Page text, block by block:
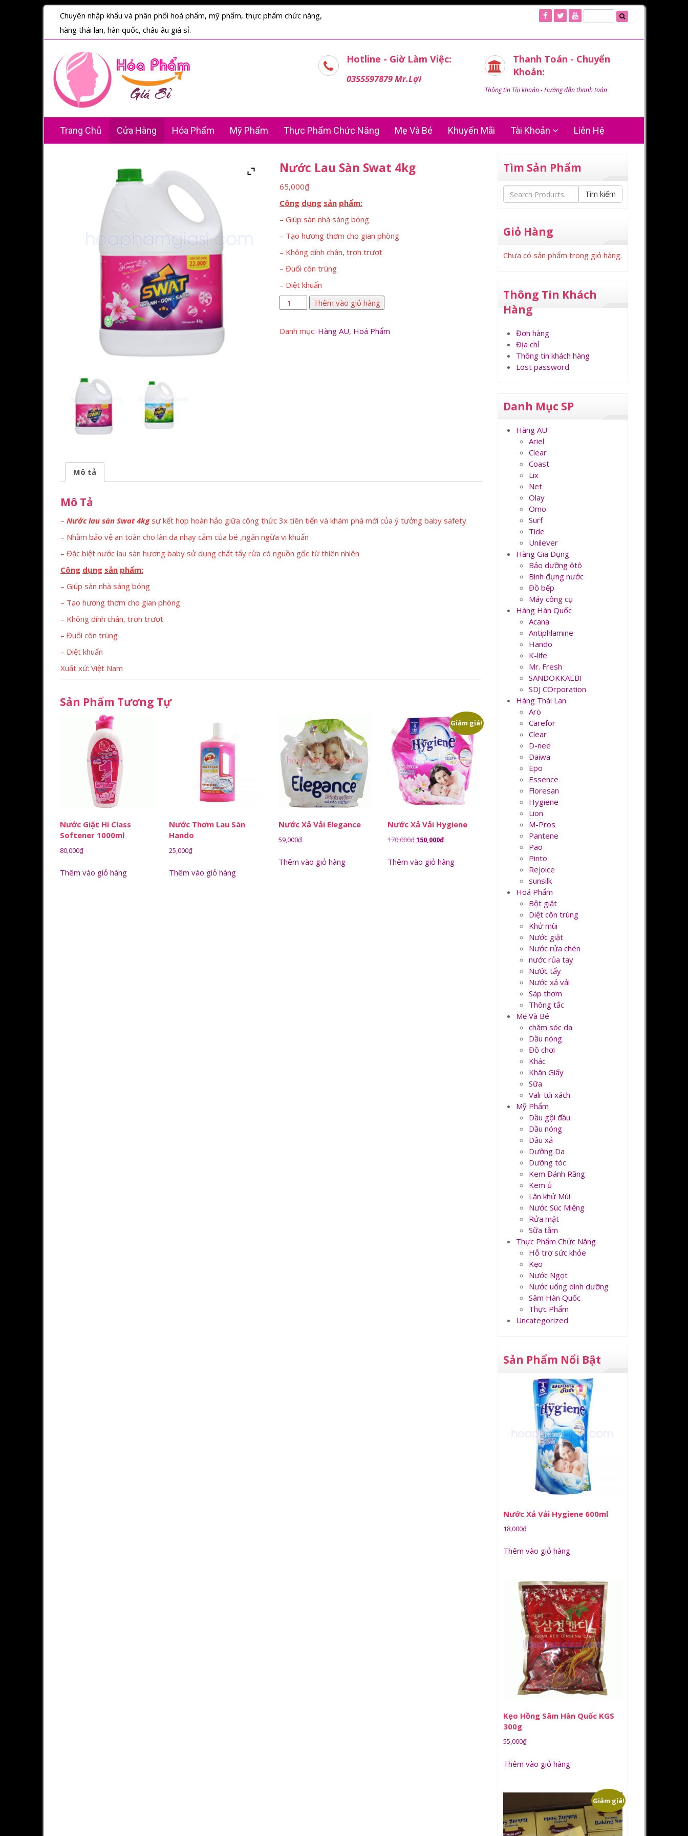
Chuyên nhập khẩu và phân phối hoá phẩm, mỹ phẩm, thực phẩm chức năng,
hàng thái lan, hàn quốc, châu âu giá sỉ.
Hotline - Giờ Làm Việc:
0355597879 Mr.Lợi
Thanh Toán - Chuyển
Khoản:
Thông tin Tài khoản - Hướng dẫn thanh toán
Trang Chủ Cửa Hàng Hóa Phẩm Mỹ Phẩm Thực Phẩm Chức Năng Mẹ Và Bé Khuyến Mãi Tài Khoản Liên Hệ
Nước Lau Sàn Swat 4kg
65,000₫
Công dụng sản phẩm:
– Giúp sàn nhà sáng bóng
– Tạo hương thơm cho gian phòng
– Không dính chân, trơn trượt
– Đuổi côn trùng
– Diệt khuẩn
Nước
Lau
Swat
Thêm vào giỏ hàng
Danh mục: Hàng AU, Hoá Phẩm
Mô tả
Mô Tả
– Nước lau sàn Swat 4kgsự kết hợp hoàn hảo giữa công thức 3x tiên tiến và khám phá mới của ý tưởng baby safety
– Nhằm bảo vệ an toàn cho làn da nhạy cảm của bé ,ngăn ngừa vi khuẩn
– Đặc biệt nước lau sàn hương baby sử dụng chất tẩy rửa có nguồn gốc từ thiên nhiên
Công dụng sản phẩm:
– Giúp sàn nhà sáng bóng
– Tạo hương thơm cho gian phòng
– Không dính chân, trơn trượt
– Đuổi côn trùng
– Diệt khuẩn
Xuất xứ: Việt Nam
Sản Phẩm Tương Tự
Nước Giặt Hi Class
Softener 1000ml
80,000₫
Thêm vào giỏ hàng
Nước Thơm Lau Sàn
Hando
25,000₫
Thêm vào giỏ hàng
Nước Xả Vải Elegance
59,000₫
Thêm vào giỏ hàng
Giảm giá!
Nước Xả Vải Hygiene
170,000₫Giá
là:
150,000₫Giá
tại
Thêm vào giỏ hàng
Tìm Sản Phẩm
Tìm kiếm
Giỏ Hàng
Chưa có sản phẩm trong giỏ hàng.
Thông Tin Khách
Hàng
Đơn hàng
Địa chỉ
Thông tin khách hàng
Lost password
Danh Mục SP
Hàng AU
Ariel
Clear
Coast
Lix
Net
Olay
Omo
Surf
Tide
Unilever
Hàng Gia Dụng
Bảo dưỡng ôtô
Bình đựng nước
Đồ bếp
Máy công cụ
Hàng Hàn Quốc
Acana
Antiphlamine
Hando
K-life
Mr. Fresh
SANDOKKAEBI
SDJ COrporation
Hàng Thái Lan
Aro
Carefor
Clear
D-nee
Daiwa
Epo
Essence
Floresan
Hygiene
Lion
M-Pros
Pantene
Pao
Pinto
Rejoice
sunsilk
Hoá Phẩm
Bột giặt
Diệt côn trùng
Khử mùi
Nước giặt
Nước rửa chén
nước rủa tay
Nước tẩy
Nước xả vải
Sáp thơm
Thông tắc
Mẹ Và Bé
chăm sóc da
Dầu nóng
Đồ chơi
Khác
Khăn Giấy
Sữa
Vali-túi xách
Mỹ Phẩm
Dầu gội đầu
Dầu nóng
Dầu xả
Dưỡng Da
Dưỡng tóc
Kem Đánh Răng
Kem ủ
Lăn khử Mùi
Nước Súc Miệng
Rửa mặt
Sữa tắm
Thực Phẩm Chức Năng
Hỗ trợ sức khỏe
Kẹo
Nước Ngọt
Nước uống dinh dưỡng
Sâm Hàn Quốc
Thực Phẩm
Uncategorized
Sản Phẩm Nổi Bật
Nước Xả Vải Hygiene 600ml
18,000₫
Thêm vào giỏ hàng
Kẹo Hồng Sâm Hàn Quốc KGS
300g
55,000₫
Thêm vào giỏ hàng
Giảm giá!